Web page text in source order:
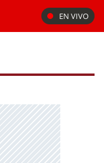
EN VIVO